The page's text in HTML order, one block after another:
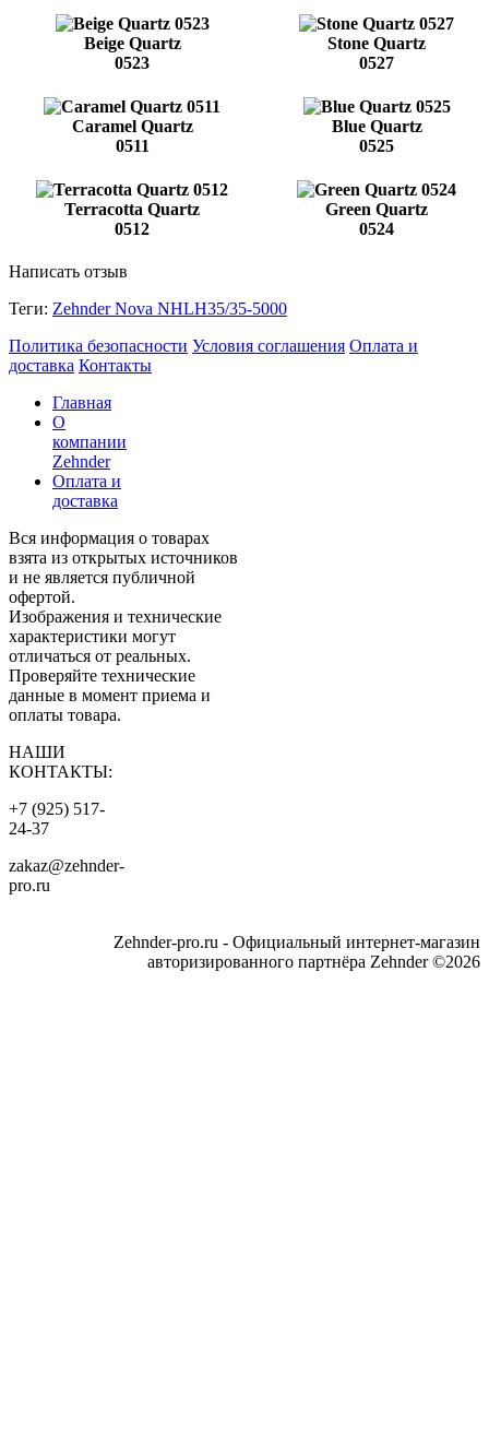
Beige Quartz
0523
Stone Quartz
0527
Caramel Quartz
0511
Blue Quartz
0525
Terracotta Quartz
0512
Green Quartz
0524
Написать отзыв
Теги: Zehnder Nova NHLH35/35-5000
Политика безопасности Условия соглашения Оплата и
доставка Контакты
Главная
О
компании
Zehnder
Оплата и
доставка
Вся информация о товарах
взята из открытых источников
и не является публичной
офертой.
Изображения и технические
характеристики могут
отличаться от реальных.
Проверяйте технические
данные в момент приема и
оплаты товара.
НАШИ
КОНТАКТЫ:
+7 (925) 517-
24-37
zakaz@zehnder-
pro.ru
Zehnder-pro.ru - Официальный интернет-магазин
авторизированного партнёра Zehnder ©2026